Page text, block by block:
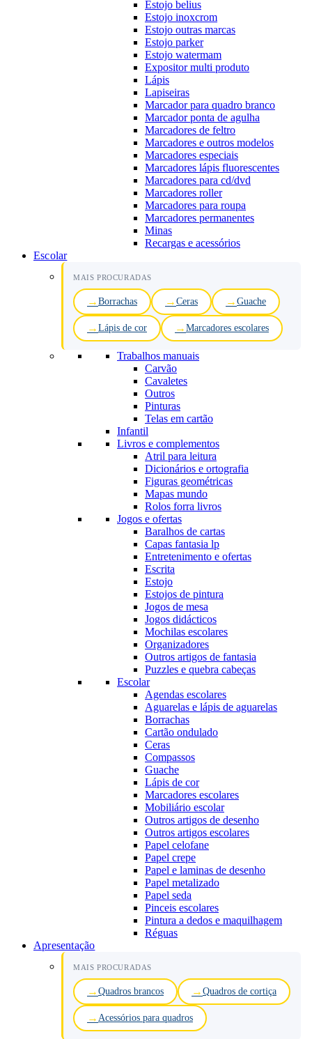
Estojo belius
Estojo inoxcrom
Estojo outras marcas
Estojo parker
Estojo watermam
Expositor multi produto
Lápis
Lapiseiras
Marcador para quadro branco
Marcador ponta de agulha
Marcadores de feltro
Marcadores e outros modelos
Marcadores especiais
Marcadores lápis fluorescentes
Marcadores para cd/dvd
Marcadores roller
Marcadores para roupa
Marcadores permanentes
Minas
Recargas e acessórios
Escolar
MAIS PROCURADAS
Borrachas Ceras Guache
Lápis de cor Marcadores escolares
Trabalhos manuais
Carvão
Cavaletes
Outros
Pinturas
Telas em cartão
Infantil
Livros e complementos
Atril para leitura
Dicionários e ortografia
Figuras geométricas
Mapas mundo
Rolos forra livros
Jogos e ofertas
Baralhos de cartas
Capas fantasia lp
Entretenimento e ofertas
Escrita
Estojo
Estojos de pintura
Jogos de mesa
Jogos didácticos
Mochilas escolares
Organizadores
Outros artigos de fantasia
Puzzles e quebra cabeças
Escolar
Agendas escolares
Aguarelas e lápis de aguarelas
Borrachas
Cartão ondulado
Ceras
Compassos
Guache
Lápis de cor
Marcadores escolares
Mobiliário escolar
Outros artigos de desenho
Outros artigos escolares
Papel celofane
Papel crepe
Papel e laminas de desenho
Papel metalizado
Papel seda
Pinceis escolares
Pintura a dedos e maquilhagem
Réguas
Apresentação
MAIS PROCURADAS
Quadros brancos Quadros de cortiça
Acessórios para quadros